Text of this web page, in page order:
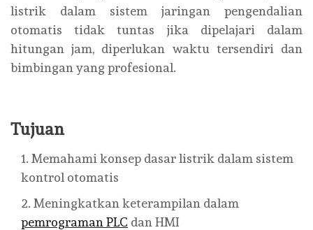
listrik dalam sistem jaringan pengendalian
otomatis tidak tuntas jika dipelajari dalam
hitungan jam, diperlukan waktu tersendiri dan
bimbingan yang profesional.
Tujuan
Memahami konsep dasar listrik dalam sistem
kontrol otomatis
Meningkatkan keterampilan dalam
pemrograman PLC dan HMI